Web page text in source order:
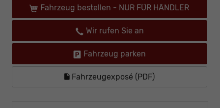
Fahrzeug bestellen - NUR FÜR HÄNDLER
Wir rufen Sie an
Fahrzeug parken
Fahrzeugexposé (PDF)